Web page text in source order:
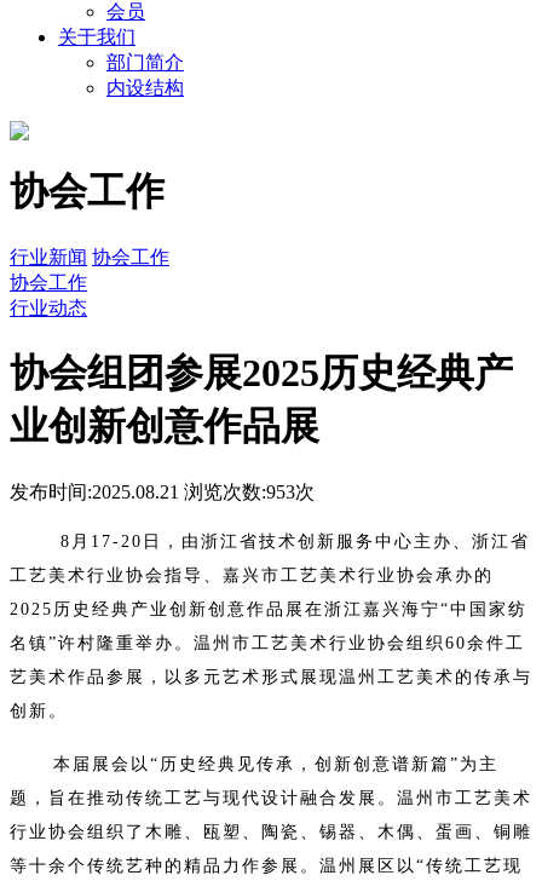
会员
关于我们
部门简介
内设结构
协会工作
行业新闻 协会工作
协会工作
行业动态
协会组团参展2025历史经典产
业创新创意作品展
发布时间:2025.08.21 浏览次数:953次
8月17-20日，由浙江省技术创新服务中心主办、浙江省
工艺美术行业协会指导、嘉兴市工艺美术行业协会承办的
2025历史经典产业创新创意作品展在浙江嘉兴海宁“中国家纺
名镇”许村隆重举办。温州市工艺美术行业协会组织60余件工
艺美术作品参展，以多元艺术形式展现温州工艺美术的传承与
创新。
本届展会以“历史经典见传承，创新创意谱新篇”为主
题，旨在推动传统工艺与现代设计融合发展。温州市工艺美术
行业协会组织了木雕、瓯塑、陶瓷、锡器、木偶、蛋画、铜雕
等十余个传统艺种的精品力作参展。温州展区以“传统工艺现